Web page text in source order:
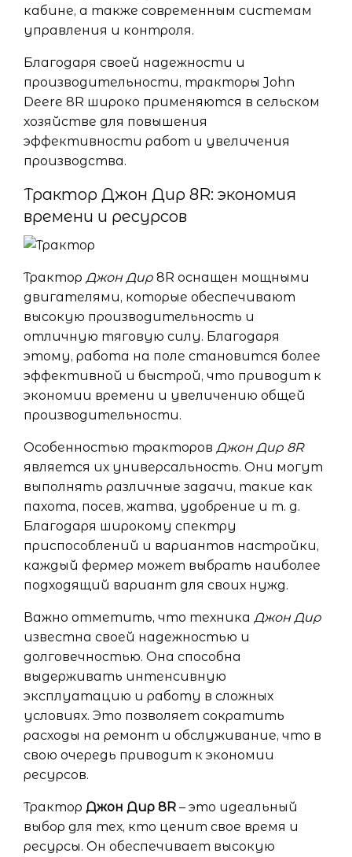
кабине, а также современным системам
управления и контроля.
Благодаря своей надежности и
производительности, тракторы John
Deere 8R широко применяются в сельском
хозяйстве для повышения
эффективности работ и увеличения
производства.
Трактор Джон Дир 8R: экономия
времени и ресурсов
Трактор Джон Дир 8R оснащен мощными
двигателями, которые обеспечивают
высокую производительность и
отличную тяговую силу. Благодаря
этому, работа на поле становится более
эффективной и быстрой, что приводит к
экономии времени и увеличению общей
производительности.
Особенностью тракторов Джон Дир 8R
является их универсальность. Они могут
выполнять различные задачи, такие как
пахота, посев, жатва, удобрение и т. д.
Благодаря широкому спектру
приспособлений и вариантов настройки,
каждый фермер может выбрать наиболее
подходящий вариант для своих нужд.
Важно отметить, что техника Джон Дир
известна своей надежностью и
долговечностью. Она способна
выдерживать интенсивную
эксплуатацию и работу в сложных
условиях. Это позволяет сократить
расходы на ремонт и обслуживание, что в
свою очередь приводит к экономии
ресурсов.
Трактор Джон Дир 8R – это идеальный
выбор для тех, кто ценит свое время и
ресурсы. Он обеспечивает высокую